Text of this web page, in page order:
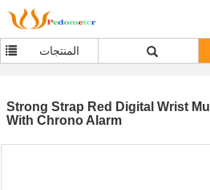
المنتجات
Strong Strap Red Digital Wrist
With Chrono Alarm